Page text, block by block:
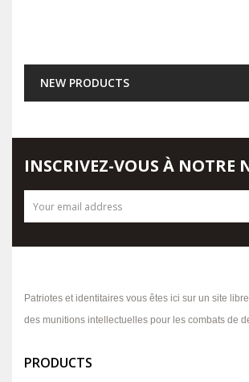
NEW PRODUCTS
Patriotes et identitaires vous êtes ici sur un site
des munitions intellectuelles pour les combats de
PRODUCTS